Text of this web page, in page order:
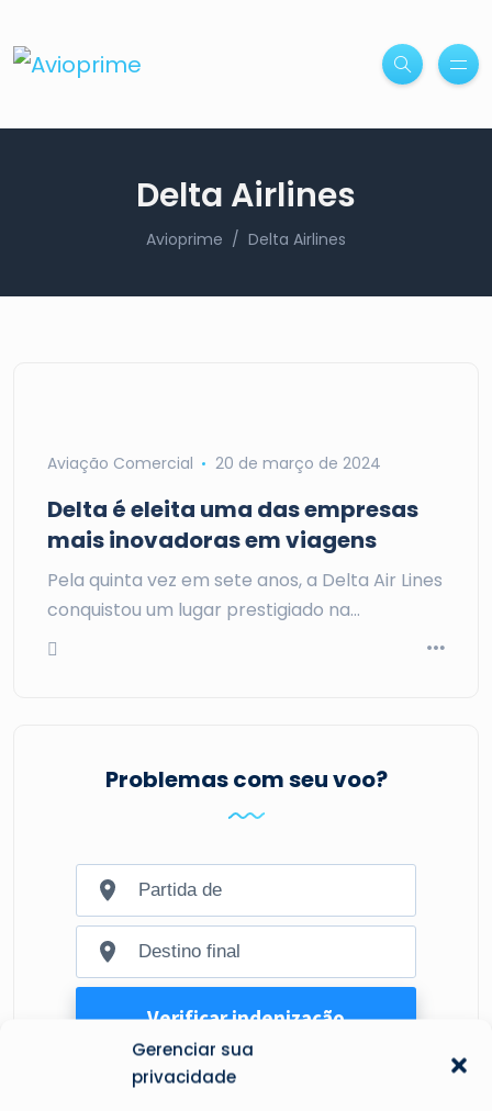
Gerenciar sua
privacidade
Delta Airlines
Avioprime Delta Airlines
Aviação Comercial 20 de março de 2024
Delta é eleita uma das empresas
mais inovadoras em viagens
Pela quinta vez em sete anos, a Delta Air Lines
conquistou um lugar prestigiado na…
Problemas com seu voo?